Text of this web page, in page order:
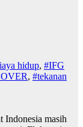
hidup, #IFG
, #tekanan
Indonesia masih